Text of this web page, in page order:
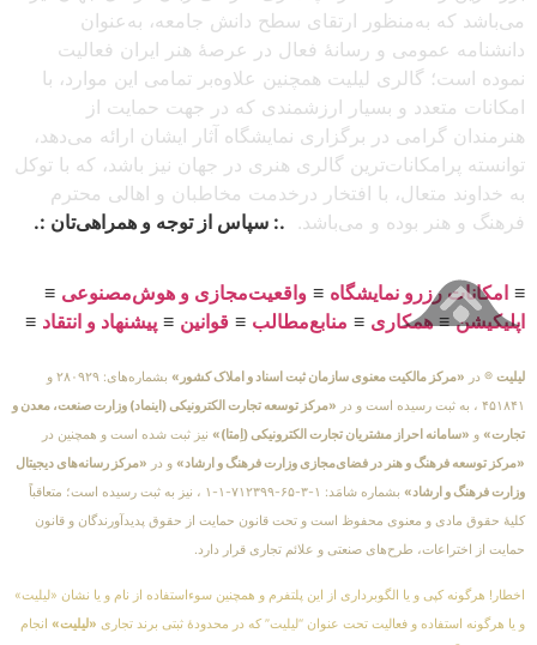
می‌باشد که به‌منظور ارتقای سطح دانش جامعه، به‌عنوان
دانشنامه عمومی و رسانهٔ فعال در عرصهٔ هنر ایران فعالیت
نموده است؛ گالری لیلیت همچنین علاوه‌بر تمامی این موارد، با
امکانات متعدد و بسیار ارزشمندی که در جهت حمایت از
هنرمندان گرامی در برگزاری نمایشگاه آثار ایشان ارائه می‌دهد،
توانسته پرامکانات‌ترین گالری هنری در جهان نیز باشد، که با توکل
به خداوند متعال، با افتخار درخدمت مخاطبان و اهالی محترم
فرهنگ و هنر بوده و می‌باشد. .: سپاس از توجه و همراهی‌تان :.
≡ امکانات رزرو نمایشگاه ≡ واقعیت‌مجازی و هوش‌مصنوعی ≡
اپلیکیشن≡همکاری ≡ منابع‌مطالب ≡ قوانین ≡ پیشنهاد و انتقاد ≡
لیلیت ® در «مرکز مالکیت معنوی سازمان ثبت اسناد و املاک کشور»
بشماره‌های: ۲۸۰۹۲۹ و
۴۵۱۸۴۱ ، به ثبت رسیده است و در
«مرکز توسعه تجارت الکترونیکی (اینماد) وزارت صنعت، معدن و
تجارت» و «سامانه احراز مشتریان تجارت الکترونیکی (اِمتا)» نیز ثبت شده است و همچنین در
«مرکز توسعه فرهنگ و هنر در فضای‌مجازی وزارت فرهنگ و ارشاد» و در «مرکز رسانه‌های دیجیتال
وزارت فرهنگ و ارشاد»
بشماره شامَد: ۱-۳-۶۵-۷۱۲۳۹۹-۱-۱ ، نیز به ثبت رسیده است؛ متعاقباً
کلیهٔ حقوق مادی و معنوی محفوظ است و تحت قانون حمایت از حقوق پدیدآورندگان و قانون
حمایت از اختراعات، طرح‌های صنعتی و علائم تجاری قرار دارد.
اخطار! هرگونه کپی و یا الگوبرداری از این پلتفرم و همچنین سوءاستفاده از نام و یا نشان «لیلیت»
و یا هرگونه استفاده و فعالیت تحت عنوان “لیلیت” که در محدودهٔ ثبتی برند تجاری «لیلیت» انجام